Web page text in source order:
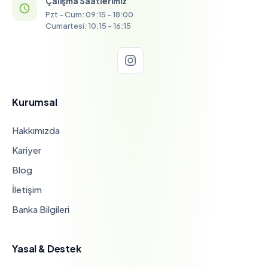
Pzt - Cum: 09:15 - 18:00
Cumartesi: 10:15 - 16:15
Kurumsal
Hakkımızda
Kariyer
Blog
İletişim
Banka Bilgileri
Yasal & Destek